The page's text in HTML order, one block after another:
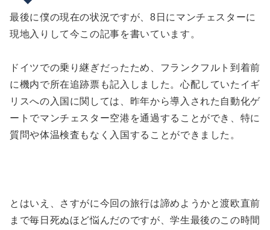
最後に僕の現在の状況ですが、8日にマンチェスターに
現地入りして今この記事を書いています。
ドイツでの乗り継ぎだったため、フランクフルト到着前
に機内で所在追跡票も記入しました。心配していたイギ
リスへの入国に関しては、昨年から導入された自動化ゲ
ートでマンチェスター空港を通過することができ、特に
質問や体温検査もなく入国することができました。
とはいえ、さすがに今回の旅行は諦めようかと渡欧直前
まで毎日死ぬほど悩んだのですが、学生最後のこの時間